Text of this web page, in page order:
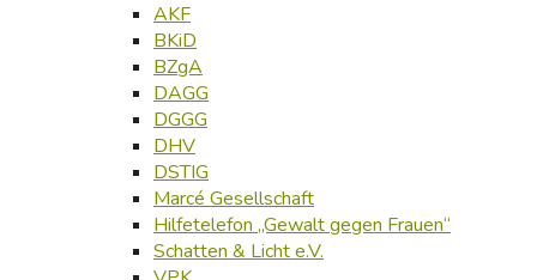
AKF
BKiD
BZgA
DAGG
DGGG
DHV
DSTIG
Marcé Gesellschaft
Hilfetelefon „Gewalt gegen Frauen“
Schatten & Licht e.V.